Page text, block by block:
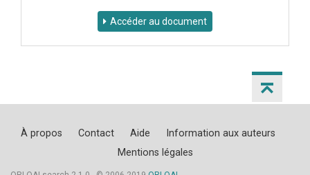
Accéder au document
À propos Contact Aide
Information aux auteurs
Mentions légales